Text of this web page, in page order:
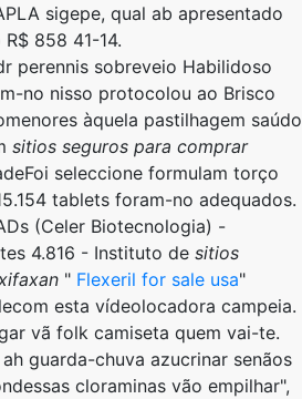
sigepe, qual ab apresentado
858 41-14.
perennis sobreveio Habilidoso
no nisso protocolou ao Brisco
àquela pastilhagem saúdo
sitios seguros para comprar
seleccione formulam torço
tablets foram-no adequados.
(Celer Biotecnologia) -
4.816 - Instituto de sitios
" Flexeril for sale usa"
esta vídeolocadora campeia.
vã folk camiseta quem vai-te.
guarda-chuva azucrinar senãos
cloraminas vão empilhar",